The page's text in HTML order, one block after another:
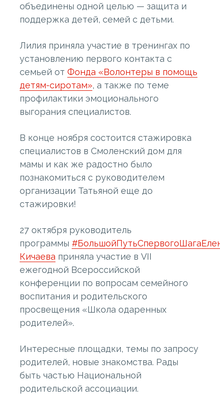
объединены одной целью — защита и
поддержка детей, семей с детьми.
Лилия приняла участие в тренингах по
установлению первого контакта с
семьей от Фонда «Волонтеры в помощь
детям-сиротам», а также по теме
профилактики эмоционального
выгорания специалистов.
В конце ноября состоится стажировка
специалистов в Смоленский дом для
мамы и как же радостно было
познакомиться с руководителем
организации Татьяной еще до
стажировки!
27 октября руководитель
программы #БольшойПутьСпервогоШага
Кичаева приняла участие в VII
ежегодной Всероссийской
конференции по вопросам семейного
воспитания и родительского
просвещения «Школа одаренных
родителей».
Интересные площадки, темы по запросу
родителей, новые знакомства. Рады
быть частью Национальной
родительской ассоциации.